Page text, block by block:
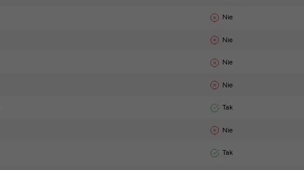
Nie
Nie
Nie
Nie
Tak
Nie
Tak